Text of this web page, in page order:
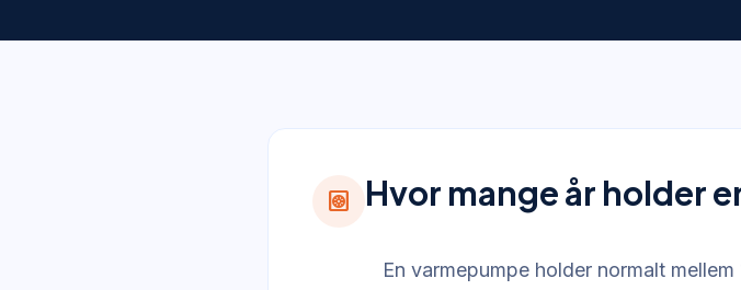
heat_pump Hvor mange år holder
En varmepumpe holder normalt